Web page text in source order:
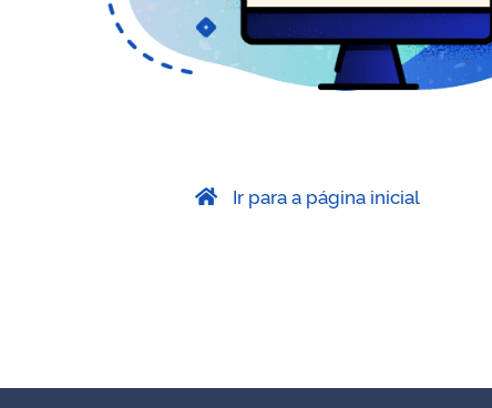
Ir para a página inicial